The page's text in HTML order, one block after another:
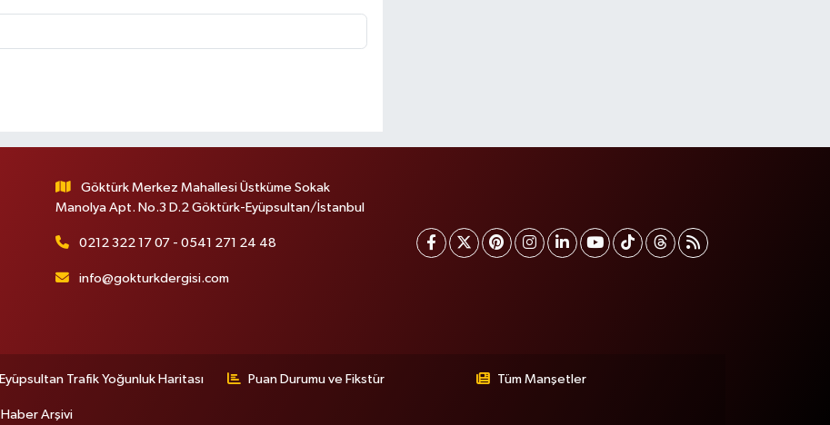
Göktürk Merkez Mahallesi Üstküme Sokak
Manolya Apt. No.3 D.2 Göktürk-Eyüpsultan/İstanbul
0212 322 17 07 - 0541 271 24 48
info@gokturkdergisi.com
Eyüpsultan Trafik Yoğunluk Haritası Puan Durumu ve Fikstür Tüm Manşetler
Haber Arşivi